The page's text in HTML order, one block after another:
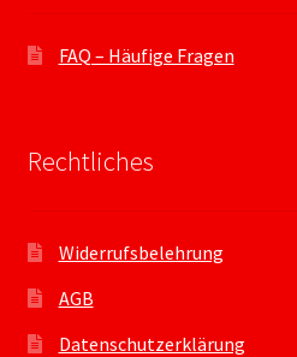
FAQ – Häufige Fragen
Rechtliches
Widerrufsbelehrung
AGB
Datenschutzerklärung